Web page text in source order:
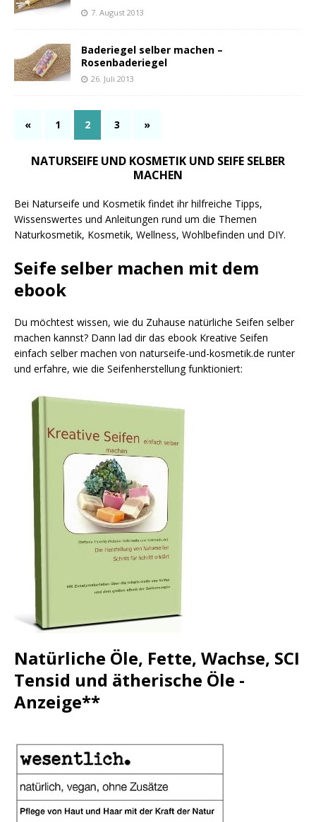
7. August 2013
Baderiegel selber machen –
Rosenbaderiegel
26. Juli 2013
« 1 2 3 »
NATURSEIFE UND KOSMETIK UND SEIFE SELBER
MACHEN
Bei Naturseife und Kosmetik findet ihr hilfreiche Tipps,
Wissenswertes und Anleitungen rund um die Themen
Naturkosmetik, Kosmetik, Wellness, Wohlbefinden und DIY.
Seife selber machen mit dem
ebook
Du möchtest wissen, wie du Zuhause natürliche Seifen selber
machen kannst? Dann lad dir das ebook Kreative Seifen
einfach selber machen von naturseife-und-kosmetik.de runter
und erfahre, wie die Seifenherstellung funktioniert:
Natürliche Öle, Fette, Wachse, SCI
Tensid und ätherische Öle -
Anzeige**